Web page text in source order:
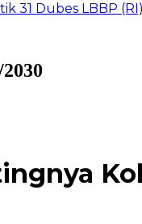
31 Dubes LBBP (RI)